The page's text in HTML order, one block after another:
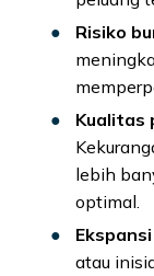
Risiko
Kualitas
lebih
optimal.
atau